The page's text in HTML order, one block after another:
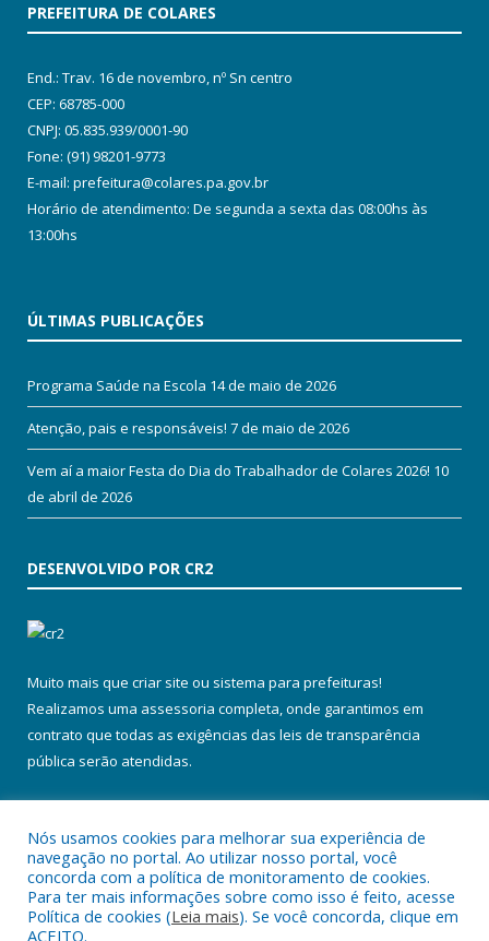
PREFEITURA DE COLARES
End.: Trav. 16 de novembro, nº Sn centro
CEP: 68785-000
CNPJ: 05.835.939/0001-90
Fone: (91) 98201-9773
E-mail: prefeitura@colares.pa.gov.br
Horário de atendimento: De segunda a sexta das 08:00hs às
13:00hs
ÚLTIMAS PUBLICAÇÕES
Programa Saúde na Escola 14 de maio de 2026
Atenção, pais e responsáveis! 7 de maio de 2026
Vem aí a maior Festa do Dia do Trabalhador de Colares 2026! 10
de abril de 2026
DESENVOLVIDO POR CR2
Muito mais que criar site ou sistema para prefeituras!
Realizamos uma assessoria completa, onde garantimos em
contrato que todas as exigências das leis de transparência
pública serão atendidas.
Todos os direitos reservados a Prefeitura Municipal de Colares.
Nós usamos cookies para melhorar sua experiência de
navegação no portal. Ao utilizar nosso portal, você
concorda com a política de monitoramento de cookies.
Para ter mais informações sobre como isso é feito, acesse
Política de cookies (Leia mais). Se você concorda, clique em
ACEITO.